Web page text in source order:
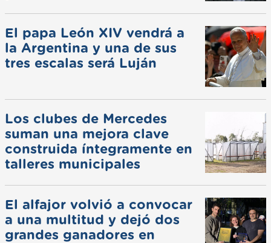
El papa León XIV vendrá a
la Argentina y una de sus
tres escalas será Luján
Los clubes de Mercedes
suman una mejora clave
construida íntegramente en
talleres municipales
El alfajor volvió a convocar
a una multitud y dejó dos
grandes ganadores en